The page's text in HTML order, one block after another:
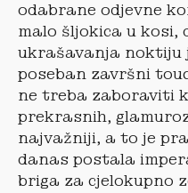
odabrane odjevne
malo šljokica u kosi,
ukrašavanja noktiju
poseban završni
ne treba zaboraviti
prekrasnih,
najvažniji, a to je
danas postala
briga za cjelokupno